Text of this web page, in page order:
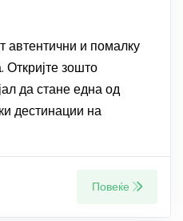
автентични и помалку
Откријте зошто
да стане една од
дестинации на
Повеќе